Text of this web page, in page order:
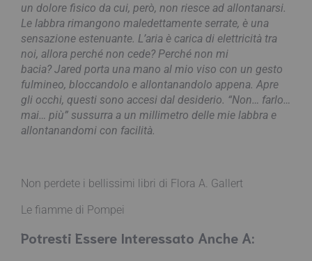
un dolore fisico da cui, però, non riesce ad allontanarsi.
Le labbra rimangono maledettamente serrate, è una
sensazione estenuante. L’aria è carica di elettricità tra
noi, allora perché non cede? Perché non mi
bacia? Jared porta una mano al mio viso con un gesto
fulmineo, bloccandolo e allontanandolo appena. Apre
gli occhi, questi sono accesi dal desiderio. “Non… farlo…
mai… più” sussurra a un millimetro delle mie labbra e
allontanandomi con facilità.
Non perdete i bellissimi libri di Flora A. Gallert
Le fiamme di Pompei
Potresti Essere Interessato Anche A: